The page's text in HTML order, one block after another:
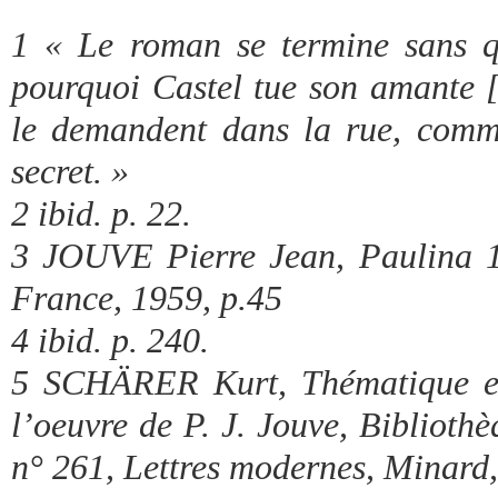
1 « Le roman se termine sans
pourquoi Castel tue son
le demandent dans la rue,
secret. »
2 ibid. p. 22.
3 JOUVE Pierre Jean, Paulina
France, 1959, p.45
4 ibid. p. 240.
5 SCHÄRER Kurt, Thématique
l’oeuvre de P. J. Jouve,
n° 261, Lettres modernes,